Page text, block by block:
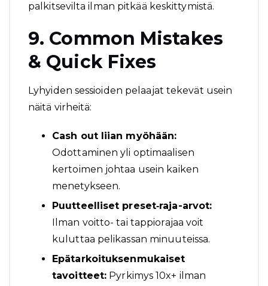
palkitsevilta ilman pitkää keskittymistä.
9. Common Mistakes
& Quick Fixes
Lyhyiden sessioiden pelaajat tekevät usein
näitä virheitä:
Cash out liian myöhään:
Odottaminen yli optimaalisen
kertoimen johtaa usein kaiken
menetykseen.
Puutteelliset preset‑raja-arvot:
Ilman voitto- tai tappiorajaa voit
kuluttaa pelikassan minuuteissa.
Epätarkoituksenmukaiset
tavoitteet: Pyrkimys 10x+ ilman